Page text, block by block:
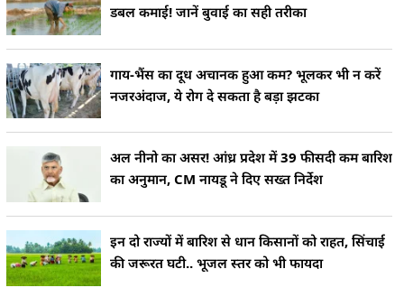
डबल कमाई! जानें बुवाई का सही तरीका
गाय-भैंस का दूध अचानक हुआ कम? भूलकर भी न करें
नजरअंदाज, ये रोग दे सकता है बड़ा झटका
अल नीनो का असर! आंध्र प्रदेश में 39 फीसदी कम बारिश
का अनुमान, CM नायडू ने दिए सख्त निर्देश
इन दो राज्यों में बारिश से धान किसानों को राहत, सिंचाई
की जरूरत घटी.. भूजल स्तर को भी फायदा